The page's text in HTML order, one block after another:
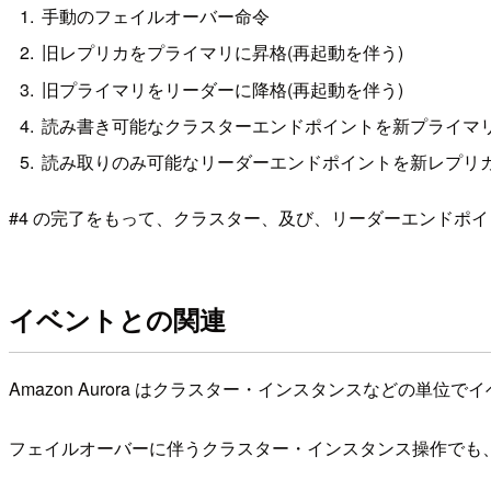
手動のフェイルオーバー命令
旧レプリカをプライマリに昇格(再起動を伴う)
旧プライマリをリーダーに降格(再起動を伴う)
読み書き可能なクラスターエンドポイントを新プライマ
読み取りのみ可能なリーダーエンドポイントを新レプリ
#4 の完了をもって、クラスター、及び、リーダーエンドポ
イベントとの関連
Amazon Aurora はクラスター・インスタンスなどの単位で
フェイルオーバーに伴うクラスター・インスタンス操作で